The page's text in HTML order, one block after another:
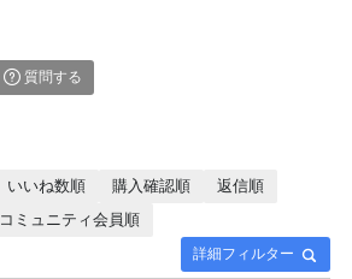
質問する
詳細フィルター
いいね数順 購入確認順
返信順
コミュニティ会員順